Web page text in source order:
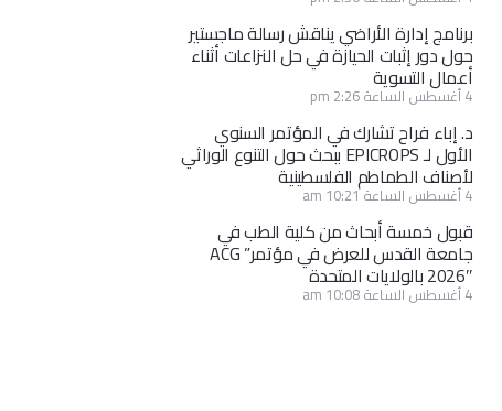
برنامج إدارة الأراضي يناقش رسالة ماجستير
حول دور إثبات الحيازة في حل النزاعات أثناء
أعمال التسوية
4 أغسطس الساعة 2:26 pm
د. إباء فراح تشارك في المؤتمر السنوي
الأول لـ EPICROPS ببحث حول التنوع الوراثي
لأصناف الطماطم الفلسطينية
4 أغسطس الساعة 10:21 am
قبول خمسة أبحاث من كلية الطب في
جامعة القدس للعرض في مؤتمر” ACG
2026″ بالولايات المتحدة
4 أغسطس الساعة 10:08 am